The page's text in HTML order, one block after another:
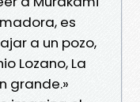
es
a un pozo,
Lozano, La
grande.»